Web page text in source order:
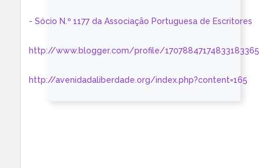
- Sócio N.º 1177 da Associação Portuguesa de Escritores
http://www.blogger.com/profile/17078847174833183365
http://avenidadaliberdade.org/index.php?content=165